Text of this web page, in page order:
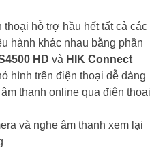
thoại hỗ trợ hầu hết tất cả các
hành khác nhau bằng phần
HD và HIK Connect
hình trên điện thoại dễ dàng
thanh online qua điện thoại
và nghe âm thanh xem lại